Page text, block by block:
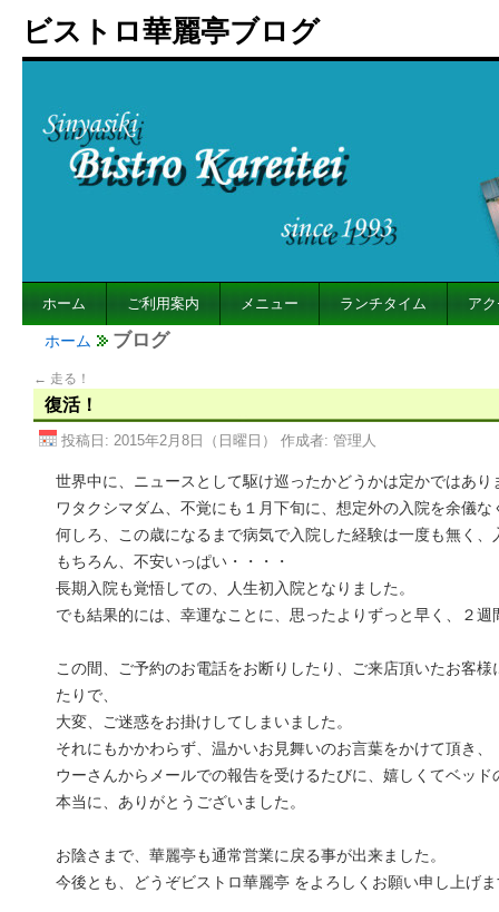
ビストロ華麗亭ブログ
ホーム ご利用案内 メニュー ランチタイム ア
ホーム ブログ
← 走る！
復活！
投稿日: 2015年2月8日（日曜日） 作成者: 管理人
世界中に、ニュースとして駆け巡ったかどうかは定かではあり
ワタクシマダム、不覚にも１月下旬に、想定外の入院を余儀
何しろ、この歳になるまで病気で入院した経験は一度も無く
もちろん、不安いっぱい・・・・
長期入院も覚悟しての、人生初入院となりました。
でも結果的には、幸運なことに、思ったよりずっと早く、２
この間、ご予約のお電話をお断りしたり、ご来店頂いたお客
たりで、
大変、ご迷惑をお掛けしてしまいました。
それにもかかわらず、温かいお見舞いのお言葉をかけて頂き、
ウーさんからメールでの報告を受けるたびに、嬉しくてベッ
本当に、ありがとうございました。
お陰さまで、華麗亭も通常営業に戻る事が出来ました。
今後とも、どうぞビストロ華麗亭 をよろしくお願い申し上げ